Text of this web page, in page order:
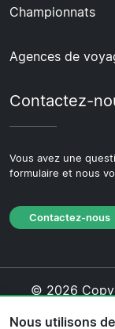
Championnats
Agences de
Contactez-
Vous avez une
formulaire et nous
Contactez-nous
© 2026
Nous utilisons